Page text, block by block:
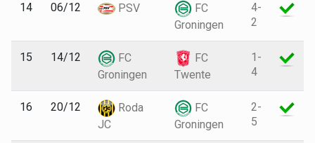
14 06/12 PSV
FC
Groningen
4-
2
15 14/12
FC
Groningen
FC
Twente
1-
4
16 20/12
Roda
JC
FC
Groningen
2-
5